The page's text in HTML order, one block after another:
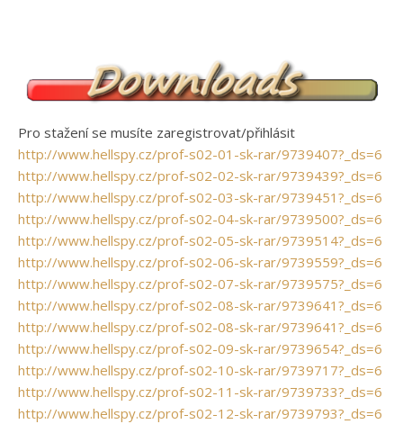
Pro stažení se musíte zaregistrovat/přihlásit
http://www.hellspy.cz/prof-s02-01-sk-rar/9739407?_ds=6
http://www.hellspy.cz/prof-s02-02-sk-rar/9739439?_ds=6
http://www.hellspy.cz/prof-s02-03-sk-rar/9739451?_ds=6
http://www.hellspy.cz/prof-s02-04-sk-rar/9739500?_ds=6
http://www.hellspy.cz/prof-s02-05-sk-rar/9739514?_ds=6
http://www.hellspy.cz/prof-s02-06-sk-rar/9739559?_ds=6
http://www.hellspy.cz/prof-s02-07-sk-rar/9739575?_ds=6
http://www.hellspy.cz/prof-s02-08-sk-rar/9739641?_ds=6
http://www.hellspy.cz/prof-s02-08-sk-rar/9739641?_ds=6
http://www.hellspy.cz/prof-s02-09-sk-rar/9739654?_ds=6
http://www.hellspy.cz/prof-s02-10-sk-rar/9739717?_ds=6
http://www.hellspy.cz/prof-s02-11-sk-rar/9739733?_ds=6
http://www.hellspy.cz/prof-s02-12-sk-rar/9739793?_ds=6